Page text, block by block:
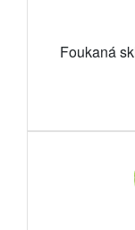
Foukaná